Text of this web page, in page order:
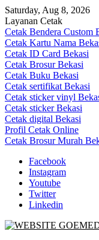
Skip
to
content
Saturday, Aug 8, 2026
Layanan Cetak
Cetak Bendera Custom
Cetak Kartu Nama
Cetak ID Card Bekasi
Cetak Brosur Bekasi
Cetak Buku Bekasi
Cetak sertifikat Bekasi
Cetak sticker vinyl
Cetak sticker Bekasi
Cetak digital Bekasi
Profil Cetak Online
Cetak Brosur Murah
Facebook
Instagram
Youtube
Twitter
Linkedin